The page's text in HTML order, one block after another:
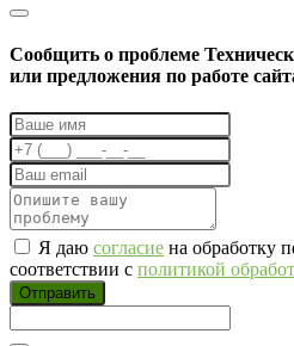
Cообщить о проблеме
или предложения по работе
Я даю согласие на обработку
соответствии с политикой
Отправить